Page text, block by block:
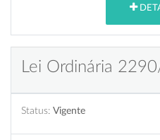
Lei Ordinária
Status: Vigente